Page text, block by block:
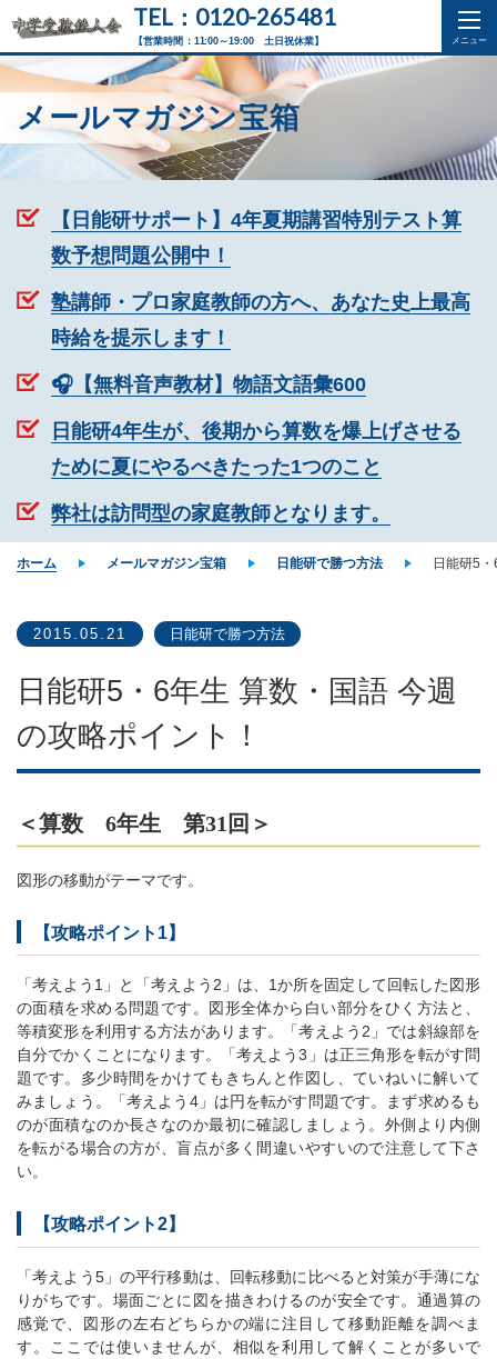
【営業時間：11:00～19:00 土日祝休業】
TEL：0120-265481
メールマガジン宝箱
【日能研サポート】4年夏期講習特別テスト算
数予想問題公開中！
塾講師・プロ家庭教師の方へ、あなた史上最高
時給を提示します！
🎧【無料音声教材】物語文語彙600
日能研4年生が、後期から算数を爆上げさせる
ために夏にやるべきたった1つのこと
弊社は訪問型の家庭教師となります。
ホーム メールマガジン宝箱 日能研で勝つ方法 日能研5
2015.05.21 日能研で勝つ方法
日能研5・6年生 算数・国語 今週
の攻略ポイント！
＜算数 6年生 第31回＞
図形の移動がテーマです。
【攻略ポイント1】
「考えよう1」と「考えよう2」は、1か所を固定して回転した図形
の面積を求める問題です。図形全体から白い部分をひく方法と、
等積変形を利用する方法があります。「考えよう2」では斜線部を
自分でかくことになります。「考えよう3」は正三角形を転がす問
題です。多少時間をかけてもきちんと作図し、ていねいに解いて
みましょう。「考えよう4」は円を転がす問題です。まず求めるも
のが面積なのか長さなのか最初に確認しましょう。外側より内側
を転がる場合の方が、盲点が多く間違いやすいので注意して下さ
い。
【攻略ポイント2】
「考えよう5」の平行移動は、回転移動に比べると対策が手薄にな
りがちです。場面ごとに図を描きわけるのが安全です。通過算の
感覚で、図形の左右どちらかの端に注目して移動距離を調べま
す。ここでは使いませんが、相似を利用して解くことが多いで